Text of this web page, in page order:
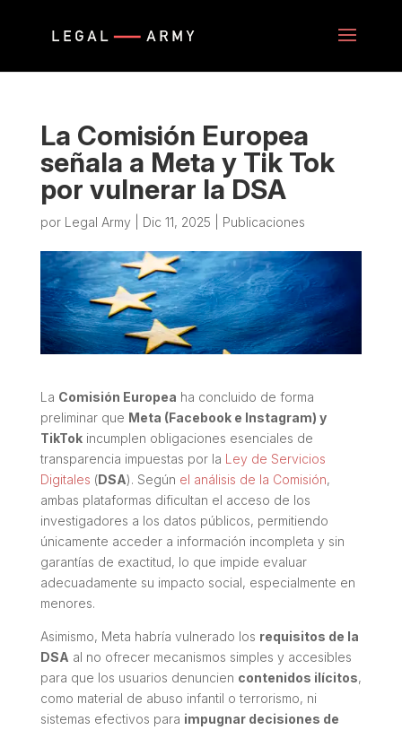
La Comisión Europea
señala a Meta y Tik Tok
por vulnerar la DSA
por Legal Army Dic 11, 2025 Publicaciones
La Comisión Europea ha concluido de forma
preliminar que Meta (Facebook e Instagram) y
TikTokincumplen obligaciones esenciales de
transparencia impuestas por la Ley de Servicios
Digitales (DSA). Según el análisis de la Comisión,
ambas plataformas dificultan el acceso de los
investigadores a los datos públicos, permitiendo
únicamente acceder a información incompleta y sin
garantías de exactitud, lo que impide evaluar
adecuadamente su impacto social, especialmente en
menores.
Asimismo, Meta habría vulnerado los requisitos de la
DSA al no ofrecer mecanismos simples y accesibles
para que los usuarios denuncien contenidos ilícitos,
como material de abuso infantil o terrorismo, ni
sistemas efectivos para impugnar decisiones de